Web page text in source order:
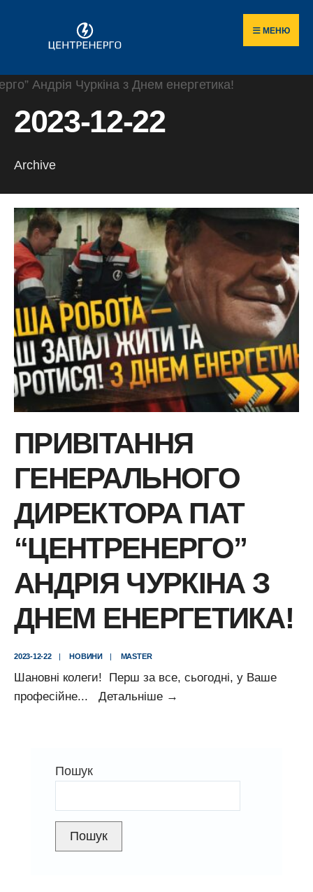
МЕНЮ
2023-12-22
Archive
ПРИВІТАННЯ
ГЕНЕРАЛЬНОГО
ДИРЕКТОРА ПАТ
“ЦЕНТРЕНЕРГО”
АНДРІЯ ЧУРКІНА З
ДНЕМ ЕНЕРГЕТИКА!
2023-12-22 | НОВИНИ | MASTER
Шановні колеги! Перш за все, сьогодні, у Ваше
професійне... Детальніше →
Чуркіна
Пошук
Пошук
сайту